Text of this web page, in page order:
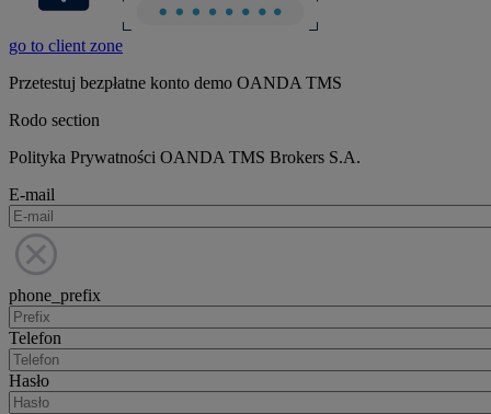
go to client zone
Przetestuj bezpłatne konto demo OANDA TMS
Rodo section
Polityka Prywatności OANDA TMS Brokers S.A.
E-mail
phone_prefix
Telefon
Hasło